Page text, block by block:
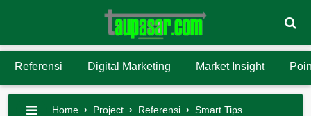
Referensi Digital Marketing Market Insight
Home › Project › Referensi › Smart Tips